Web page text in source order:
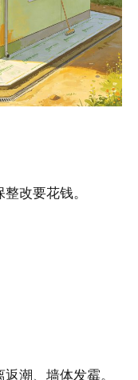
改要花钱。
潮、墙体发霉。